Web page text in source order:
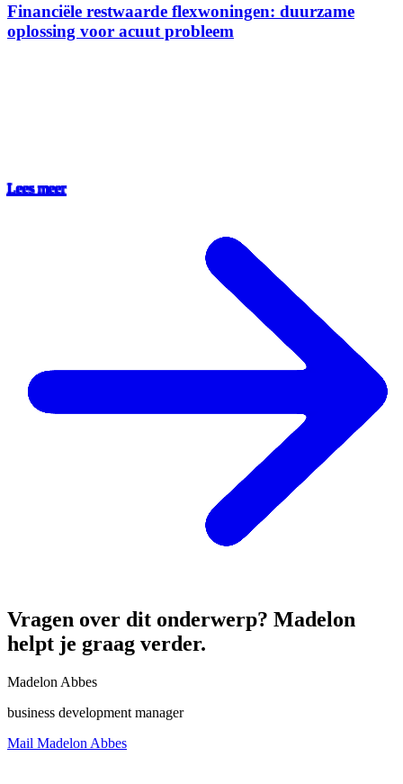
Financiële restwaarde flexwoningen: duurzame
oplossing voor acuut probleem
Lees meer
Vragen over dit onderwerp? Madelon
helpt je graag verder.
Madelon Abbes
business development manager
Mail Madelon Abbes